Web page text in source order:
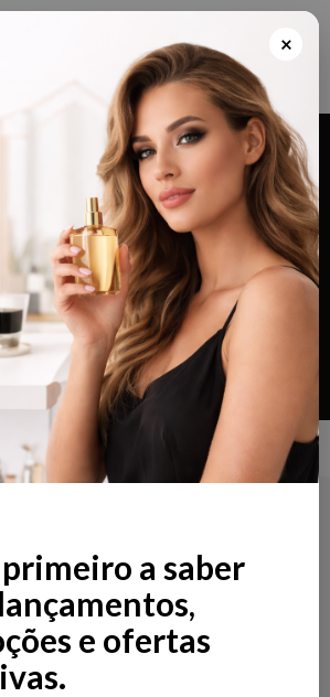
para Portugal e Continental e Península Espanhola
encomendas nas nossas instalações em Almada
o seu pedido(indicar no final do pedido)
×
a saber
e ofertas